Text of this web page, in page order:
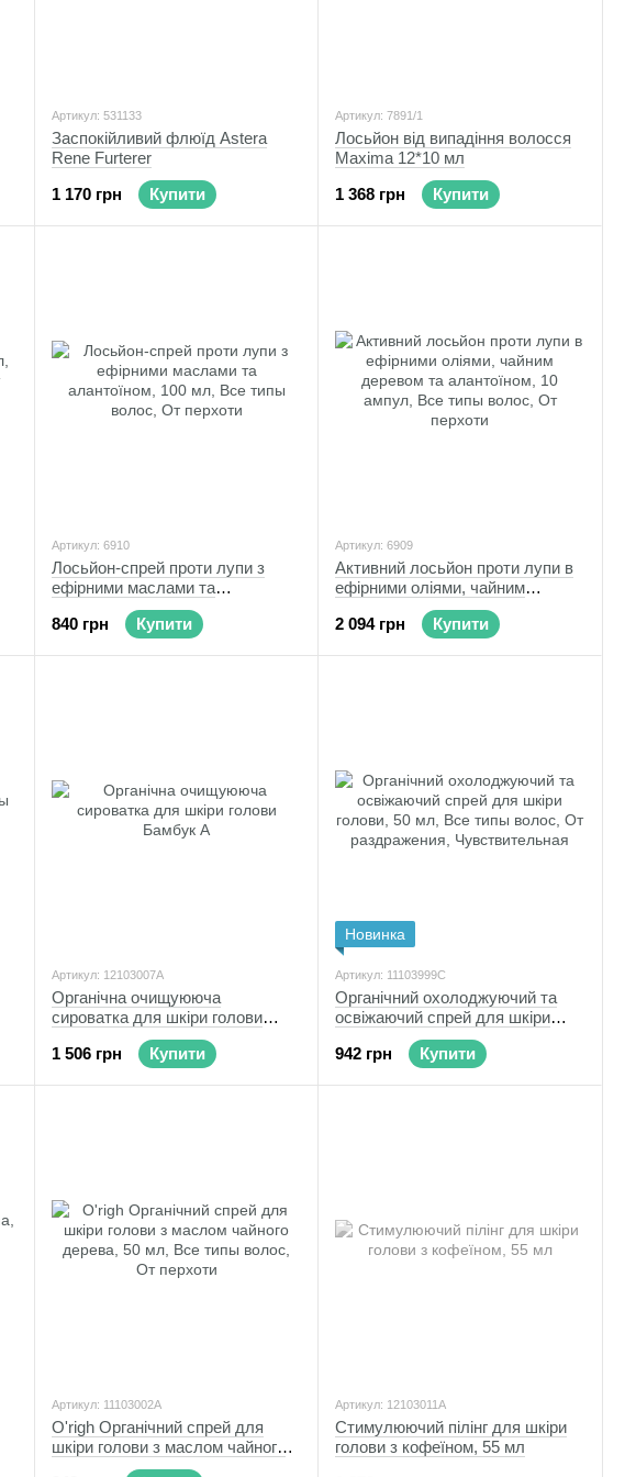
Артикул: 531133
Заспокійливий флюїд Astera
Rene Furterer
1 170 грн
Купити
Артикул: 7891/1
Лосьйон від випадіння волосся
Maxima 12*10 мл
1 368 грн
Купити
Артикул: 6910
Лосьйон-спрей проти лупи з
ефірними маслами та
алантоїном
840 грн
Купити
Артикул: 6909
Активний лосьйон проти лупи в
ефірними оліями, чайним
деревом та алантоїном
2 094 грн
Купити
Артикул: 12103007А
Органічна очищуююча
сироватка для шкіри голови
1 506 грн
Купити
Новинка
Артикул: 11103999С
Органічний охолоджуючий та
освіжаючий спрей для шкіри
942 грн
Купити
Артикул: 11103002А
O'righ Органічний спрей для
шкіри голови з маслом чайного
Артикул: 12103011A
Стимулюючий пілінг для шкіри
голови з кофеїном, 55 мл